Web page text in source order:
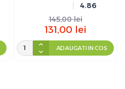
4.86
145,00 lei
131,00 lei
ADAUGATI IN COS